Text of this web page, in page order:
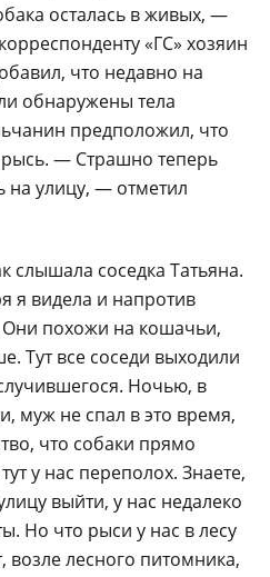
осталась в живых, —
«ГС» хозяин
что недавно на
обнаружены тела
предположил, что
рысь. — Страшно теперь
на улицу, — отметил
соседка Татьяна.
я видела и напротив
Они похожи на кошачьи,
Тут все соседи выходили
Ночью, в
муж не спал в это время,
что собаки прямо
у нас переполох. Знаете,
выйти, у нас недалеко
Но что рыси у нас в лесу
возле лесного питомника,